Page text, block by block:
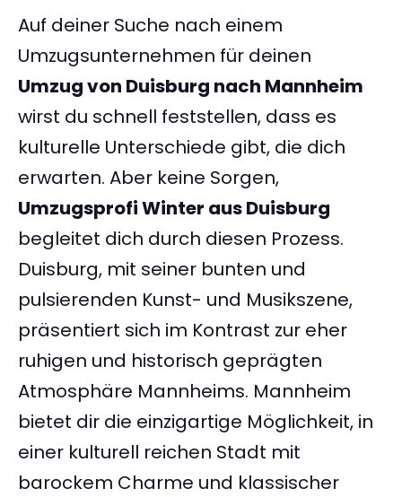
Auf deiner Suche nach einem
Umzugsunternehmen für deinen
Umzug von Duisburg nach Mannheim
wirst du schnell feststellen, dass es
kulturelle Unterschiede gibt, die dich
erwarten. Aber keine Sorgen,
Umzugsprofi Winter aus Duisburg
begleitet dich durch diesen Prozess.
Duisburg, mit seiner bunten und
pulsierenden Kunst- und Musikszene,
präsentiert sich im Kontrast zur eher
ruhigen und historisch geprägten
Atmosphäre Mannheims. Mannheim
bietet dir die einzigartige Möglichkeit, in
einer kulturell reichen Stadt mit
barockem Charme und klassischer